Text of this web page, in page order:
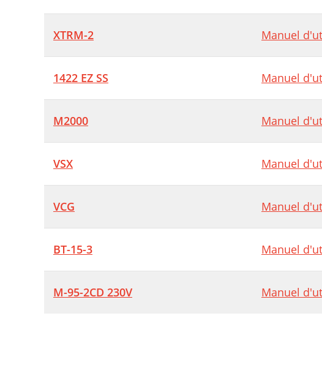
XTRM-2 Manuel
1422 EZ SS Manuel
M2000 Manuel
VSX Manuel
VCG Manuel
BT-15-3 Manuel
M-95-2CD 230V Manuel